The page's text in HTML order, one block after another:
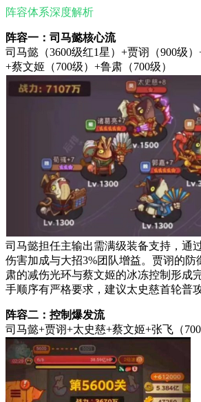
阵容体系深度解析
阵容一：司马懿核心流
司马懿（3600级红1星）+贾诩（900级）
+蔡文姬（700级）+鲁肃（700级）
司马懿担任主输出需满级装备支持，通
伤害加成与大招3%团队增益。贾诩的防
肃的减伤光环与蔡文姬的冰冻控制形成
手顺序有严格要求，建议太史慈首轮普
阵容二：控制爆发流
司马懿+贾诩+太史慈+蔡文姬+张飞（700